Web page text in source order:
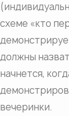
схеме «кто
должны
начнется,
вечеринки.